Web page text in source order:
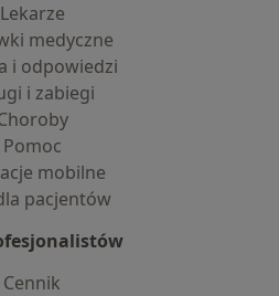
Lekarze
medyczne
i odpowiedzi
i zabiegi
Pomoc
mobilne
pacjentów
Cennik